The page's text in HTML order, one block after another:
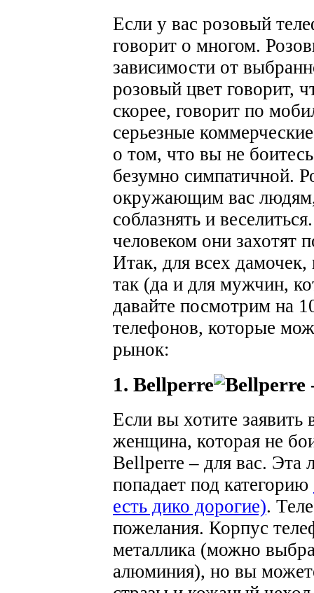
Если у вас розовый
говорит о многом.
зависимости от
розовый цвет говорит,
скорее, говорит по
серьезные
о том, что вы не
безумно симпатичной.
окружающим вас
соблазнять и
человеком они захотят
Итак, для всех
так (да и для мужчин,
давайте посмотрим на
телефонов, которые
рынок:
1. Bellperre
Если вы хотите заявить
женщина, которая не
Bellperre – для вас. Эта
попадает под категорию
есть дико дорогие).
пожелания. Корпус
металлика (можно
алюминия), но вы